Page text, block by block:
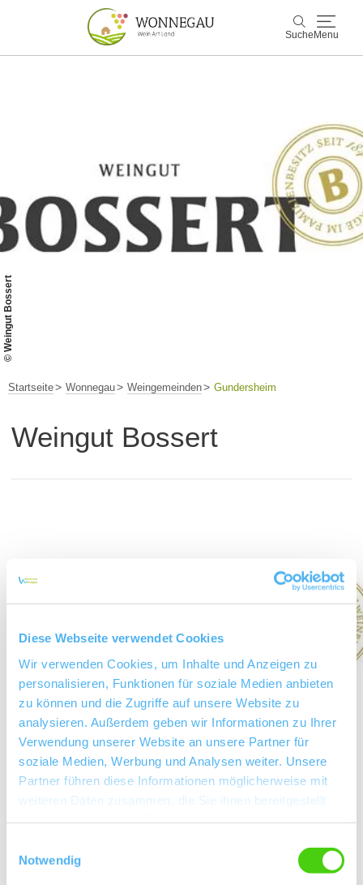
Diese Webseite verwendet Cookies
Wir verwenden Cookies, um Inhalte und Anzeigen zu
personalisieren, Funktionen für soziale Medien anbieten
zu können und die Zugriffe auf unsere Website zu
analysieren. Außerdem geben wir Informationen zu Ihrer
Verwendung unserer Website an unsere Partner für
soziale Medien, Werbung und Analysen weiter. Unsere
Partner führen diese Informationen möglicherweise mit
weiteren Daten zusammen, die Sie ihnen bereitgestellt
Notwendig
Suche Menu
Wein & Genuss
Kultur & Events
Buchen & Service
© Weingut Bossert
Startseite Wonnegau Weingemeinden Gundersheim
Weingut Bossert